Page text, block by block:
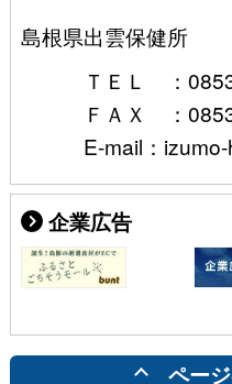
島根県出雲保健所
ＴＥＬ ：0853-
ＦＡＸ ：0853-
E-mail：izumo-
企業広告
ペー